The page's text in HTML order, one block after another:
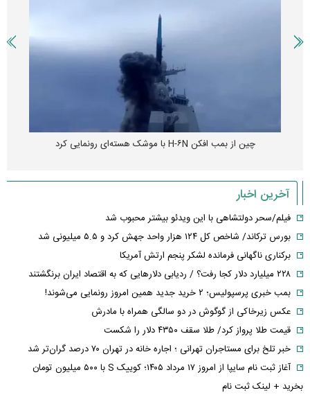
چین از بمب افکن H-۶N با موشک هسته‌ای رونمایی کرد
آخرین اخبار
فیلم/سحر دولتشاهی با این ویدئو بیشتر محبوب شد
بورس ترکاند/ شاخص کل ۱۲۴ هزار واحد جهش کرد و ۵.۵ میلیونی شد
برکناری ناگهانی فرمانده لشکر پنجم ارتش آمریکا
۲۲۸ میلیارد دلار کجا رفت؟ / ردیابی دلارهایی که به اقتصاد ایران برنگشتند
بمب خبری پرسپولیس؛ ۲ خرید جدید همین امروز رونمایی می‌شوند!
عکس زیرخاکی از گوگوش در دو سالگی همراه با مادرش
قیمت طلا پرواز کرد/ طلا سقف ۴۳۵۰ دلار را شکست
خبر تلخ برای مستاجران تهرانی ؛ اجاره خانه در تهران ۷۰ درصد گران‌تر شد
آغاز ثبت نام سایپا از امروز ۱۷ مرداد ۱۴۰۵؛ کوییک S با ۵۰۰ میلیون تومان
بخرید + لینک ثبت نام